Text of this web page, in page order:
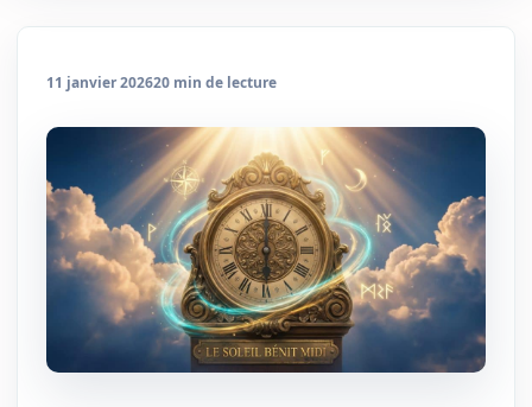
11 janvier 202620 min de lecture